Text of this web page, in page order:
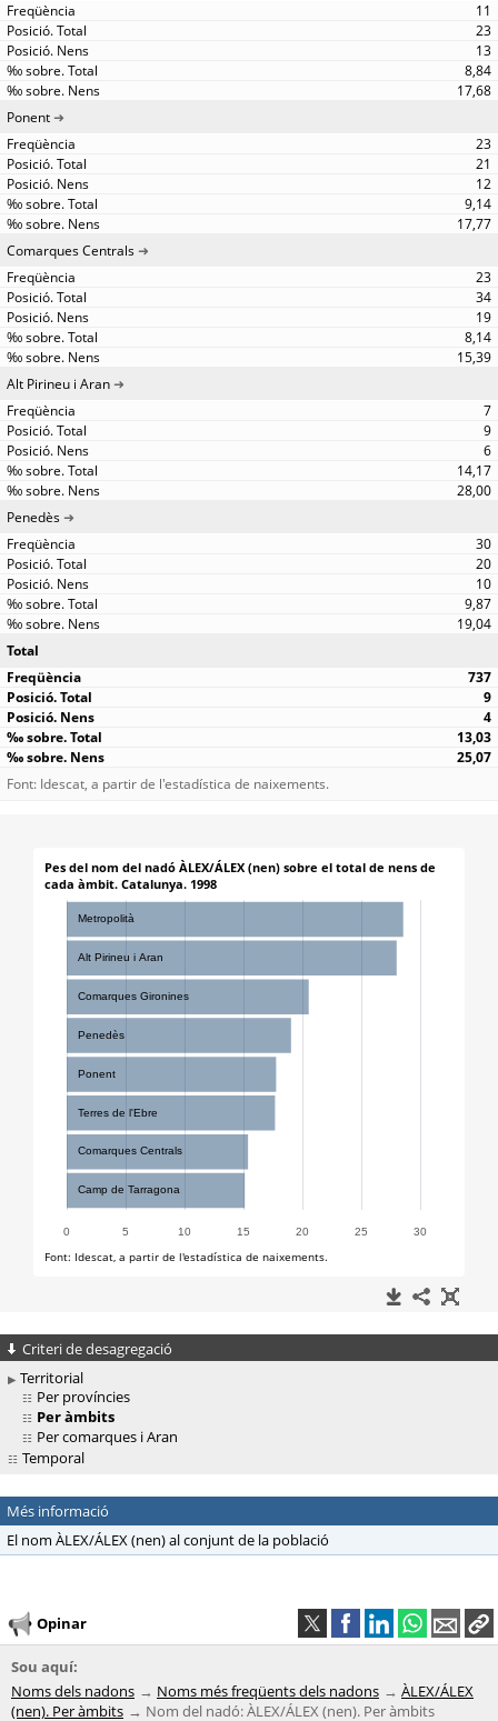
11
23
13
8,84
17,68
Ponent
23
21
12
9,14
17,77
Comarques Centrals
23
34
19
8,14
15,39
Alt Pirineu i Aran
7
9
6
14,17
28,00
Penedès
30
20
10
9,87
19,04
Total
737
9
4
13,03
25,07
Font: Idescat, a partir de l'estadística de naixements.
Criteri de desagregació
Territorial
Per províncies
Per àmbits
Per comarques i Aran
Temporal
Més informació
El nom ÀLEX/ÁLEX (nen) al conjunt de la població
Opinar
Sou aquí:
Noms dels nadons
Noms més freqüents dels nadons
ÀLEX/ÁLEX
(nen). Per àmbits
Nom del nadó: ÀLEX/ÁLEX (nen). Per àmbits